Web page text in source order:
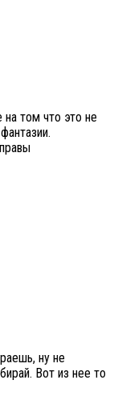
том что это не
ну не
Вот из нее то